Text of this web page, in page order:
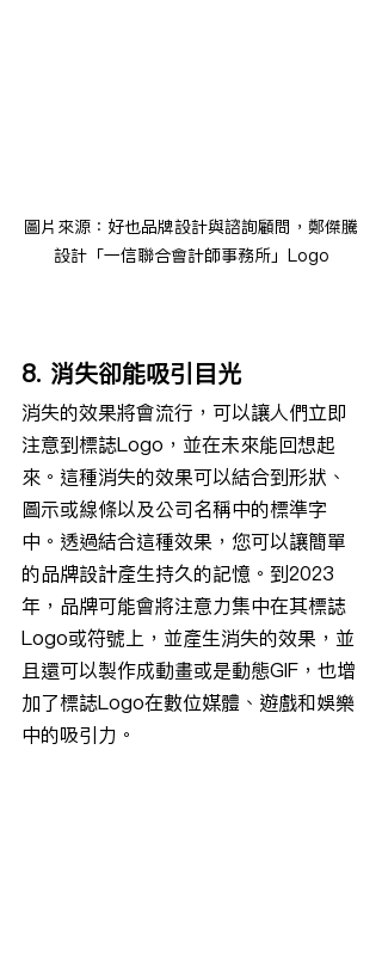
圖片來源：好也品牌設計與諮詢顧問，鄭傑騰
設計「一信聯合會計師事務所」Logo
8. 消失卻能吸引目光
消失的效果將會流行，可以讓人們立即
注意到標誌Logo，並在未來能回想起
來。這種消失的效果可以結合到形狀、
圖示或線條以及公司名稱中的標準字
中。透過結合這種效果，您可以讓簡單
的品牌設計產生持久的記憶。到2023
年，品牌可能會將注意力集中在其標誌
Logo或符號上，並產生消失的效果，並
且還可以製作成動畫或是動態GIF，也增
加了標誌Logo在數位媒體、遊戲和娛樂
中的吸引力。